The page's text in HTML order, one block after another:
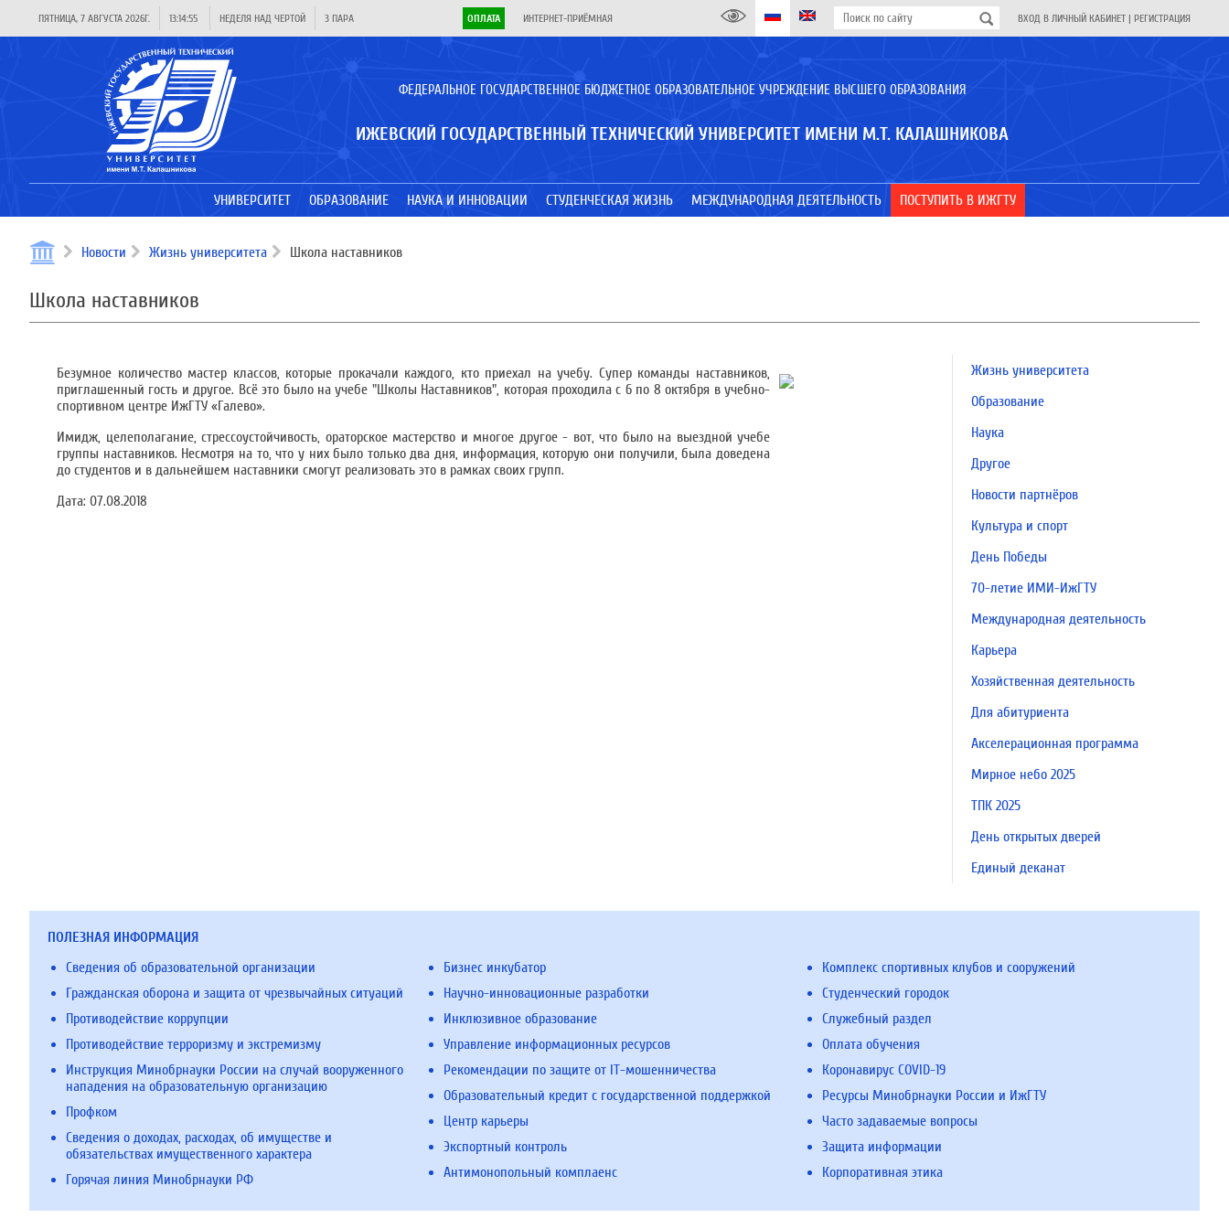
ПЯТНИЦА, 7 АВГУСТА 2026Г. 13:14:55 НЕДЕЛЯ НАД ЧЕРТОЙ 3 ПАРА ОПЛАТА ИНТЕРНЕТ-ПРИЁМНАЯ ВХОД В ЛИЧНЫЙ КАБИНЕТ | РЕГИСТРАЦИЯ
ФЕДЕРАЛЬНОЕ ГОСУДАРСТВЕННОЕ БЮДЖЕТНОЕ ОБРАЗОВАТЕЛЬНОЕ УЧРЕЖДЕНИЕ ВЫСШЕГО ОБРАЗОВАНИЯ
ИЖЕВСКИЙ ГОСУДАРСТВЕННЫЙ ТЕХНИЧЕСКИЙ УНИВЕРСИТЕТ ИМЕНИ М.Т. КАЛАШНИКОВА
УНИВЕРСИТЕТ ОБРАЗОВАНИЕ НАУКА И ИННОВАЦИИ СТУДЕНЧЕСКАЯ ЖИЗНЬ МЕЖДУНАРОДНАЯ ДЕЯТЕЛЬНОСТЬ ПОСТУПИТЬ В ИЖГТУ
Новости Жизнь университета Школа наставников
Школа наставников
Безумное количество мастер классов, которые прокачали каждого, кто приехал на учебу. Супер команды наставников,
приглашенный гость и другое. Всё это было на учебе "Школы Наставников", которая проходила с 6 по 8 октября в учебно-
спортивном центре ИжГТУ «Галево».
Имидж, целеполагание, стрессоустойчивость, ораторское мастерство и многое другое - вот, что было на выездной учебе
группы наставников. Несмотря на то, что у них было только два дня, информация, которую они получили, была доведена
до студентов и в дальнейшем наставники смогут реализовать это в рамках своих групп.
Дата: 07.08.2018
Жизнь университета
Образование
Наука
Другое
Новости партнёров
Культура и спорт
День Победы
70-летие ИМИ-ИжГТУ
Международная деятельность
Карьера
Хозяйственная деятельность
Для абитуриента
Акселерационная программа
Мирное небо 2025
ТПК 2025
День открытых дверей
Единый деканат
ПОЛЕЗНАЯ ИНФОРМАЦИЯ
Сведения об образовательной организации
Гражданская оборона и защита от чрезвычайных ситуаций
Противодействие коррупции
Противодействие терроризму и экстремизму
Инструкция Минобрнауки России на случай вооруженного
нападения на образовательную организацию
Профком
Сведения о доходах, расходах, об имуществе и
обязательствах имущественного характера
Горячая линия Минобрнауки РФ
Бизнес инкубатор
Научно-инновационные разработки
Инклюзивное образование
Управление информационных ресурсов
Рекомендации по защите от IT-мошенничества
Образовательный кредит с государственной поддержкой
Центр карьеры
Экспортный контроль
Антимонопольный комплаенс
Комплекс спортивных клубов и сооружений
Студенческий городок
Служебный раздел
Оплата обучения
Коронавирус COVID-19
Ресурсы Минобрнауки России и ИжГТУ
Часто задаваемые вопросы
Защита информации
Корпоративная этика